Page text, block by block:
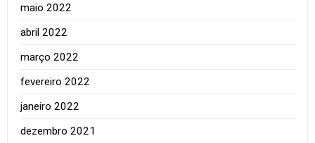
maio 2022
abril 2022
março 2022
fevereiro 2022
janeiro 2022
dezembro 2021